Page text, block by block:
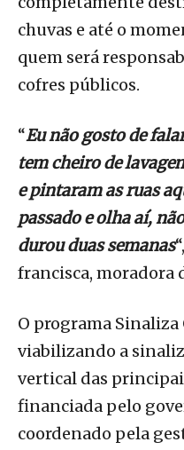
chuvas e até o
quem será
cofres públicos.
“Eu não gosto de
tem cheiro de
e pintaram as ruas
passado e olha aí,
durou duas semanas
francisca, moradora
O programa Sinaliza
viabilizando a
vertical das
financiada pelo
coordenado pela